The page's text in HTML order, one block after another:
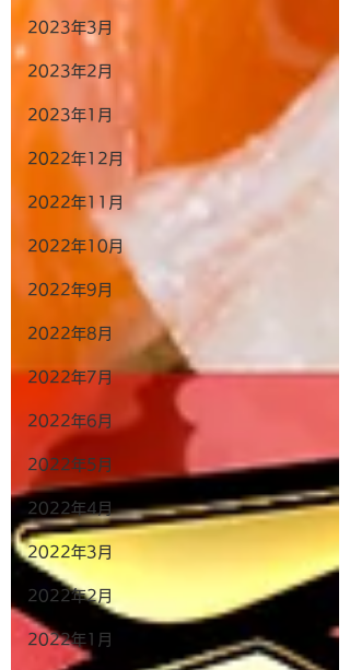
2023年3月
2023年2月
2023年1月
2022年12月
2022年11月
2022年10月
2022年9月
2022年8月
2022年7月
2022年6月
2022年5月
2022年4月
2022年3月
2022年2月
2022年1月